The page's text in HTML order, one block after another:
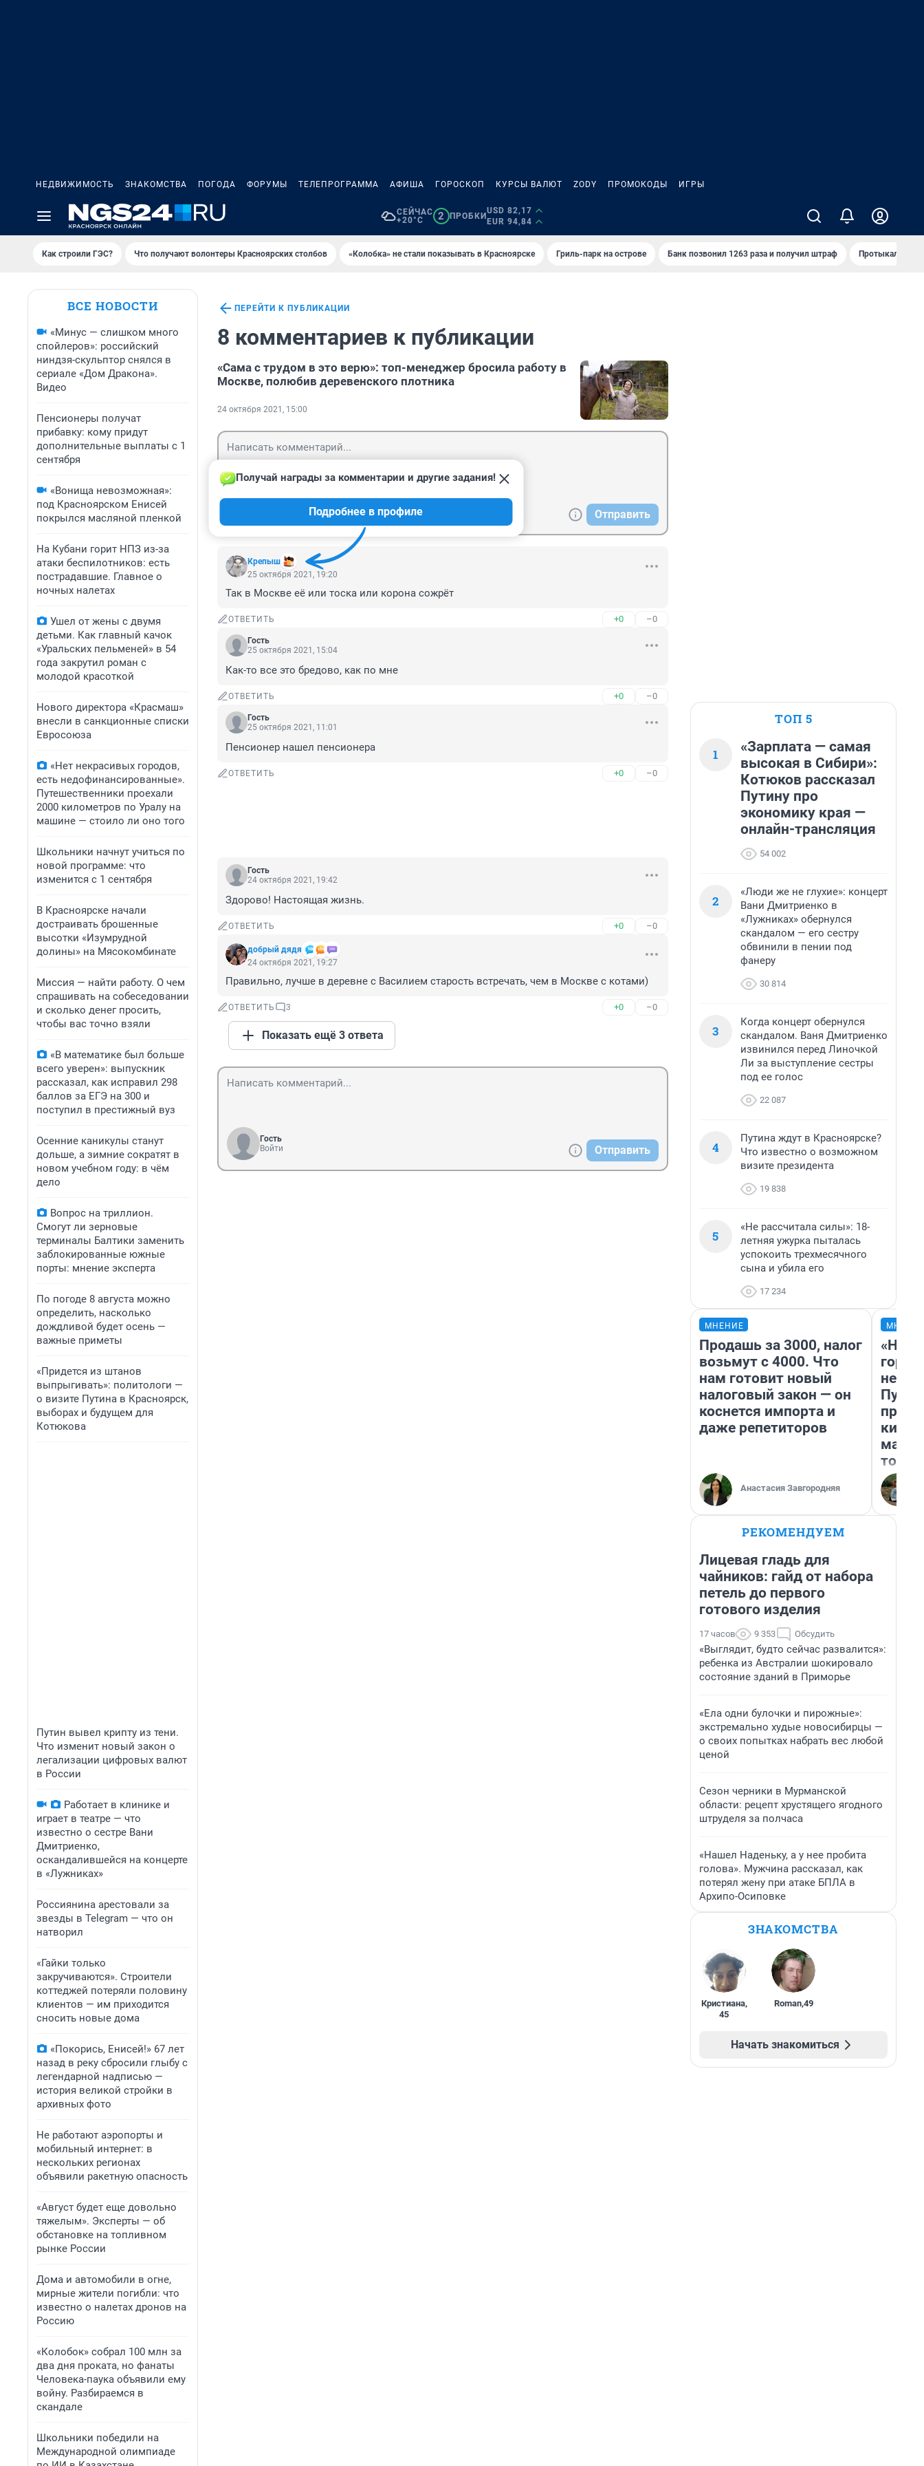
НЕДВИЖИМОСТЬ ЗНАКОМСТВА ПОГОДА ФОРУМЫ ТЕЛЕПРОГРАММА АФИША ГОРОСКОП КУРСЫ ВАЛЮТ ZODY ПРОМОКОДЫ ИГРЫ
СЕЙЧАС
+20°C
2 ПРОБКИ
USD 82,17
EUR 94,84
Как строили ГЭС? Что получают волонтеры Красноярских столбов «Колобка» не стали показывать в Красноярске Гриль-парк на острове Банк позвонил 1263 раза и получил штраф Протыкал
ВСЕ НОВОСТИ
«Минус — слишком много
спойлеров»: российский
ниндзя-скульптор снялся в
сериале «Дом Дракона».
Видео
Пенсионеры получат
прибавку: кому придут
дополнительные выплаты с 1
сентября
«Вонища невозможная»:
под Красноярском Енисей
покрылся масляной пленкой
На Кубани горит НПЗ из-за
атаки беспилотников: есть
пострадавшие. Главное о
ночных налетах
Ушел от жены с двумя
детьми. Как главный качок
«Уральских пельменей» в 54
года закрутил роман с
молодой красоткой
Нового директора «Красмаш»
внесли в санкционные списки
Евросоюза
«Нет некрасивых городов,
есть недофинансированные».
Путешественники проехали
2000 километров по Уралу на
машине — стоило ли оно того
Школьники начнут учиться по
новой программе: что
изменится с 1 сентября
В Красноярске начали
достраивать брошенные
высотки «Изумрудной
долины» на Мясокомбинате
Миссия — найти работу. О чем
спрашивать на собеседовании
и сколько денег просить,
чтобы вас точно взяли
«В математике был больше
всего уверен»: выпускник
рассказал, как исправил 298
баллов за ЕГЭ на 300 и
поступил в престижный вуз
Осенние каникулы станут
дольше, а зимние сократят в
новом учебном году: в чём
дело
Вопрос на триллион.
Смогут ли зерновые
терминалы Балтики заменить
заблокированные южные
порты: мнение эксперта
По погоде 8 августа можно
определить, насколько
дождливой будет осень —
важные приметы
«Придется из штанов
выпрыгивать»: политологи —
о визите Путина в Красноярск,
выборах и будущем для
Котюкова
Путин вывел крипту из тени.
Что изменит новый закон о
легализации цифровых валют
в России
Работает в клинике и
играет в театре — что
известно о сестре Вани
Дмитриенко,
оскандалившейся на концерте
в «Лужниках»
Россиянина арестовали за
звезды в Telegram — что он
натворил
«Гайки только
закручиваются». Строители
коттеджей потеряли половину
клиентов — им приходится
сносить новые дома
«Покорись, Енисей!» 67 лет
назад в реку сбросили глыбу с
легендарной надписью —
история великой стройки в
архивных фото
Не работают аэропорты и
мобильный интернет: в
нескольких регионах
объявили ракетную опасность
«Август будет еще довольно
тяжелым». Эксперты — об
обстановке на топливном
рынке России
Дома и автомобили в огне,
мирные жители погибли: что
известно о налетах дронов на
Россию
«Колобок» собрал 100 млн за
два дня проката, но фанаты
Человека-паука объявили ему
войну. Разбираемся в
скандале
Школьники победили на
Международной олимпиаде
ПЕРЕЙТИ К ПУБЛИКАЦИИ
8 комментариев к публикации
«Сама с трудом в это верю»: топ-менеджер бросила работу в
Москве, полюбив деревенского плотника
24 октября 2021, 15:00
Отправить
Крепыш
Получай награды за комментарии и другие задания!
Подробнее в профиле
25 октября 2021, 19:20
Так в Москве её или тоска или корона сожрёт
ОТВЕТИТЬ +0 –0
Гость
25 октября 2021, 15:04
Как-то все это бредово, как по мне
ОТВЕТИТЬ +0 –0
Гость
25 октября 2021, 11:01
Пенсионер нашел пенсионера
ОТВЕТИТЬ +0 –0
Гость
24 октября 2021, 19:42
Здорово! Настоящая жизнь.
ОТВЕТИТЬ +0 –0
добрый дядя
24 октября 2021, 19:27
Правильно, лучше в деревне с Василием старость встречать, чем в Москве с котами)
ОТВЕТИТЬ 3 +0 –0
Показать ещё 3 ответа
Гость
Войти
Отправить
ТОП 5
1
«Зарплата — самая
высокая в Сибири»:
Котюков рассказал
Путину про
экономику края —
онлайн-трансляция
54 002
2
«Люди же не глухие»: концерт
Вани Дмитриенко в
«Лужниках» обернулся
скандалом — его сестру
обвинили в пении под
фанеру
30 814
3
Когда концерт обернулся
скандалом. Ваня Дмитриенко
извинился перед Линочкой
Ли за выступление сестры
под ее голос
22 087
4
Путина ждут в Красноярске?
Что известно о возможном
визите президента
19 838
5
«Не рассчитала силы»: 18-
летняя ужурка пыталась
успокоить трехмесячного
сына и убила его
17 234
МНЕНИЕ
Продашь за 3000, налог
возьмут с 4000. Что
нам готовит новый
налоговый закон — он
коснется импорта и
даже репетиторов
Анастасия Завгородняя
«Нет
того
РЕКОМЕНДУЕМ
Лицевая гладь для
чайников: гайд от набора
петель до первого
готового изделия
17 часов 9 353 Обсудить
«Выглядит, будто сейчас развалится»:
ребенка из Австралии шокировало
состояние зданий в Приморье
«Ела одни булочки и пирожные»:
экстремально худые новосибирцы —
о своих попытках набрать вес любой
ценой
Сезон черники в Мурманской
области: рецепт хрустящего ягодного
штруделя за полчаса
«Нашел Наденьку, а у нее пробита
голова». Мужчина рассказал, как
потерял жену при атаке БПЛА в
Архипо-Осиповке
ЗНАКОМСТВА
Кристиана,
45
Roman,49
Начать знакомиться